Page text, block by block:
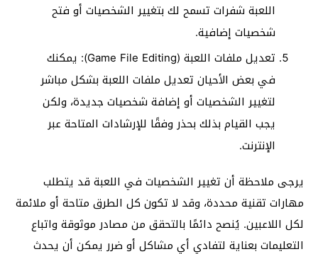
اللعبة شفرات تسمح لك بتغيير الشخصيات أو فتح
شخصيات إضافية.
تعديل ملفات اللعبة (Game File Editing): يمكنك
في بعض الأحيان تعديل ملفات اللعبة بشكل مباشر
لتغيير الشخصيات أو إضافة شخصيات جديدة، ولكن
يجب القيام بذلك بحذر وفقًا للإرشادات المتاحة عبر
الإنترنت.
يرجى ملاحظة أن تغيير الشخصيات في اللعبة قد يتطلب
مهارات تقنية محددة، وقد لا تكون كل الطرق متاحة أو ملائمة
لكل اللاعبين. يُنصح دائمًا بالتحقق من مصادر موثوقة واتباع
التعليمات بعناية لتفادي أي مشاكل أو ضرر يمكن أن يحدث